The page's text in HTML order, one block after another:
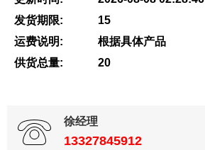
发货期限:
15
运费说明:
根据具体产品
供货总量:
20
徐经理
13327845912